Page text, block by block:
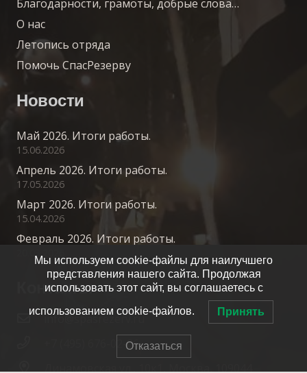
Благодарности, грамоты, добрые слова…
О нас
Летопись отряда
Помочь СпасРезерву
Новости
Май 2026. Итоги работы.
15.06.2026
Апрель 2026. Итоги работы.
17.05.2026
Март 2026. Итоги работы.
15.04.2026
Февраль 2026. Итоги работы.
20.03.2026
Контакты
info@spasrezerv.ru
+7 (495) 676-02-06
Динамовская ул., 10к1, Москва, 109044
Мы используем cookie-файлы для наилучшего
представления нашего сайта. Продолжая
использовать этот сайт, вы соглашаетесь с
использованием cookie-файлов. Принять
Отказаться